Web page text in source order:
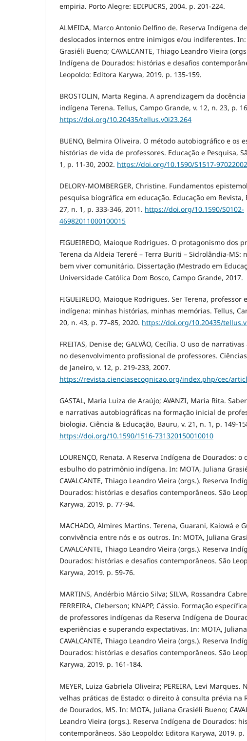
empiria. Porto Alegre: EDIPUCRS, 2004. p. 201-224.
ALMEIDA, Marco Antonio Delfino de. Reserva Indígena
deslocados internos entre inimigos e/ou indiferentes. In:
Grasiéli Bueno; CAVALCANTE, Thiago Leandro Vieira
Indígena de Dourados: histórias e desafios
Leopoldo: Editora Karywa, 2019. p. 135-159.
BROSTOLIN, Marta Regina. A aprendizagem da
indígena Terena. Tellus, Campo Grande, v. 12, n. 23, p.
https://doi.org/10.20435/tellus.v0i23.264
BUENO, Belmira Oliveira. O método autobiográfico e os
histórias de vida de professores. Educação e Pesquisa,
1, p. 11-30, 2002. https://doi.org/10.1590/S1517-
DELORY-MOMBERGER, Christine. Fundamentos
pesquisa biográfica em educação. Educação em Revista,
27, n. 1, p. 333-346, 2011. https://doi.org/10.1590/S0102-
46982011000100015
FIGUEIREDO, Maioque Rodrigues. O protagonismo dos
Terena da Aldeia Tereré – Terra Buriti – Sidrolândia-MS:
bem viver comunitário. Dissertação (Mestrado em
Universidade Católica Dom Bosco, Campo Grande, 2017.
FIGUEIREDO, Maioque Rodrigues. Ser Terena, professor
indígena: minhas histórias, minhas memórias. Tellus,
20, n. 43, p. 77–85, 2020. https://doi.org/10.20435/
FREITAS, Denise de; GALVÃO, Cecília. O uso de
no desenvolvimento profissional de professores.
de Janeiro, v. 12, p. 219-233, 2007.
https://revista.cienciasecognicao.org/index.php/cec/
GASTAL, Maria Luiza de Araújo; AVANZI, Maria Rita.
e narrativas autobiográficas na formação inicial de
biologia. Ciência & Educação, Bauru, v. 21, n. 1, p. 149-
https://doi.org/10.1590/1516-731320150010010
LOURENÇO, Renata. A Reserva Indígena de Dourados: o
esbulho do patrimônio indígena. In: MOTA, Juliana
CAVALCANTE, Thiago Leandro Vieira (orgs.). Reserva
Dourados: histórias e desafios contemporâneos. São
Karywa, 2019. p. 77-94.
MACHADO, Almires Martins. Terena, Guarani, Kaiowá e
convivência entre nós e os outros. In: MOTA, Juliana
CAVALCANTE, Thiago Leandro Vieira (orgs.). Reserva
Dourados: histórias e desafios contemporâneos. São
Karywa, 2019. p. 59-76.
MARTINS, Andérbio Márcio Silva; SILVA, Rossandra
FERREIRA, Cleberson; KNAPP, Cássio. Formação
de professores indígenas da Reserva Indígena de
experiências e superando expectativas. In: MOTA,
CAVALCANTE, Thiago Leandro Vieira (orgs.). Reserva
Dourados: histórias e desafios contemporâneos. São
Karywa, 2019. p. 161-184.
MEYER, Luiza Gabriela Oliveira; PEREIRA, Levi Marques.
velhas práticas de Estado: o direito à consulta prévia na
de Dourados, MS. In: MOTA, Juliana Grasiéli Bueno;
Leandro Vieira (orgs.). Reserva Indígena de Dourados:
contemporâneos. São Leopoldo: Editora Karywa, 2019. p.